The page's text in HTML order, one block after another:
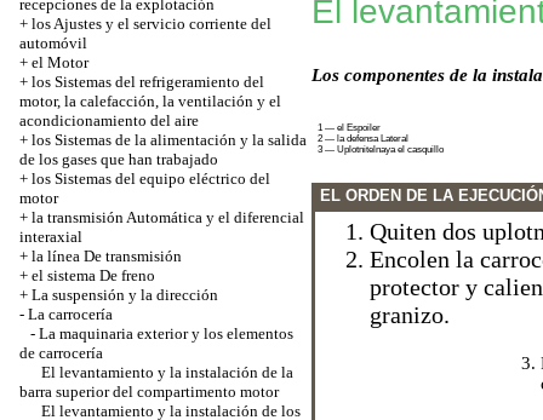
recepciones de la explotación
+ los Ajustes y el servicio corriente del
automóvil
+ el Motor
+ los Sistemas del refrigeramiento del
motor, la calefacción, la ventilación y el
acondicionamiento del aire
+ los Sistemas de la alimentación y la salida
de los gases que han trabajado
+ los Sistemas del equipo eléctrico del
motor
+ la transmisión Automática y el diferencial
interaxial
+ la línea De transmisión
+ el sistema De freno
+ La suspensión y la dirección
- La carrocería
- La maquinaria exterior y los elementos
de carrocería
El levantamiento y la instalación de la
barra superior del compartimento motor
El levantamiento y la instalación de los
El
Los componentes de la
1 — el Espoiler
2 — la defensa Lateral
3 — Uplotnitelnaya el casquillo
EL ORDEN DE LA
Quiten dos
Encolen la
protector y
granizo.